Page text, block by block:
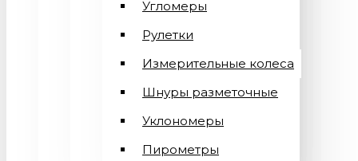
Угломеры
Рулетки
Измерительные колеса
Шнуры разметочные
Уклономеры
Пирометры